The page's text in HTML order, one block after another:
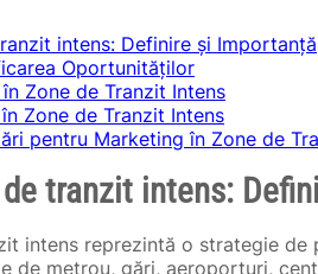
intens: Definire și Importanță
Oportunităților
Zone de Tranzit Intens
Zone de Tranzit Intens
pentru Marketing în Zone de
tranzit intens:
intens reprezintă o strategie
de metrou, gări, aeroporturi,